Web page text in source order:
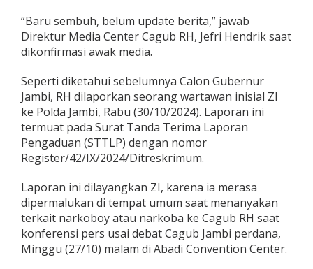
k
e
P
o
d
a
J
a
m
b
i
“Baru sembuh, belum update berita,” jawab
Direktur Media Center Cagub RH, Jefri Hendrik saat
dikonfirmasi awak media.
Seperti diketahui sebelumnya Calon Gubernur
Jambi, RH dilaporkan seorang wartawan inisial ZI
ke Polda Jambi, Rabu (30/10/2024). Laporan ini
termuat pada Surat Tanda Terima Laporan
Pengaduan (STTLP) dengan nomor
Register/42/IX/2024/Ditreskrimum.
Laporan ini dilayangkan ZI, karena ia merasa
dipermalukan di tempat umum saat menanyakan
terkait narkoboy atau narkoba ke Cagub RH saat
konferensi pers usai debat Cagub Jambi perdana,
Minggu (27/10) malam di Abadi Convention Center.